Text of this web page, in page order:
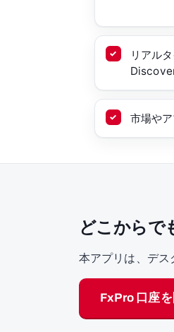
リアル
市場や
どこからで
本アプリは、デス
FxPro 口座